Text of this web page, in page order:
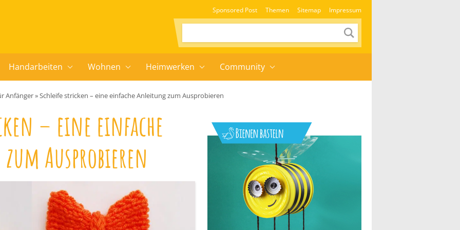
Sponsored Post Themen Sitemap Impressum
Handarbeiten Wohnen Heimwerken Community
Anfänger»Schleife stricken – eine einfache Anleitung zum Ausprobieren
– eine einfache
Ausprobieren